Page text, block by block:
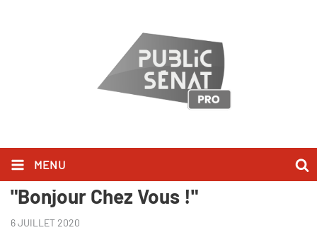
MENU
Renaud Muselier l'a dit dans
"Bonjour Chez Vous !"
6 JUILLET 2020